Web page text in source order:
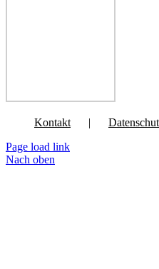
Kontakt
Page load link
Nach oben